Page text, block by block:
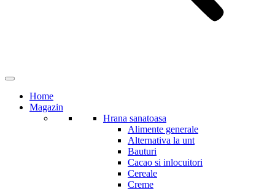
Home
Magazin
Hrana sanatoasa
Alimente generale
Alternativa la unt
Bauturi
Cacao si inlocuitori
Cereale
Creme